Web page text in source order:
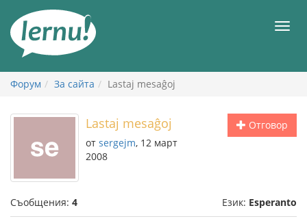
съдържанието
Форум За сайта Lastaj mesaĝoj
Отговор
Lastaj mesaĝoj
от sergejm, 12 март
2008
Съобщения: 4 Език: Esperanto